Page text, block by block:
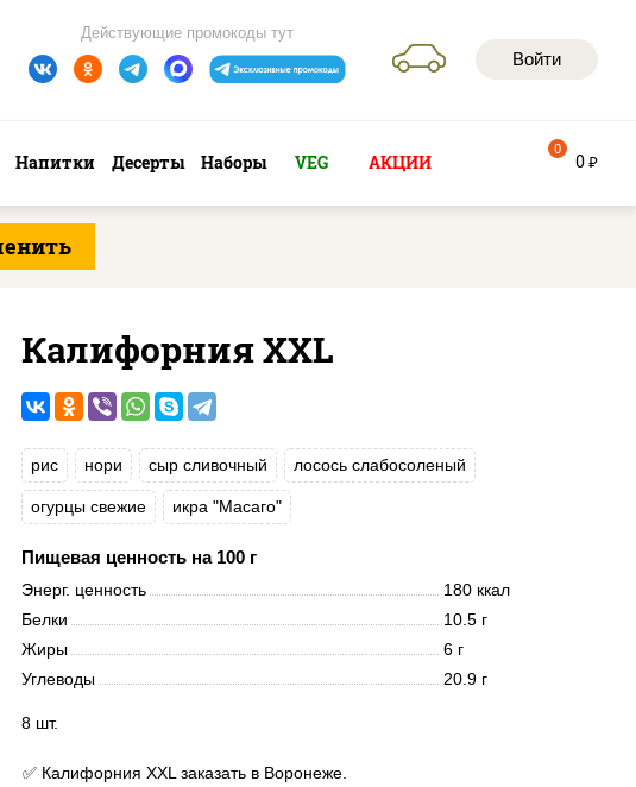
Войти
Действующие промокоды тут
Напитки Десерты Наборы VEG АКЦИИ 0 руб
0
Калифорния XXL
рис нори сыр сливочный лосось слабосоленый
огурцы свежие икра "Масаго"
Пищевая ценность на 100 г
Энерг. ценность
180 ккал
Белки
10.5 г
Жиры
6 г
Углеводы
20.9 г
8 шт.
✅ Калифорния XXL заказать в Воронеже.